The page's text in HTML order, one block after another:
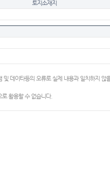
토지소재지
및 데이타등의 오류로 실제 내용과 일치하지
활용할 수 없습니다.